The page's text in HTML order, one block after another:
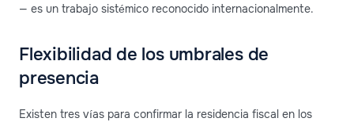
— es un trabajo sistémico reconocido internacionalmente.
Flexibilidad de los umbrales de
presencia
Existen tres vías para confirmar la residencia fiscal en los